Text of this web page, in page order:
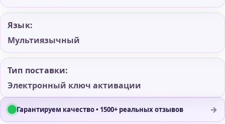
Язык:
Мультиязычный
Тип поставки:
Электронный ключ активации
Гарантируем качество • 1500+ реальных отзывов →